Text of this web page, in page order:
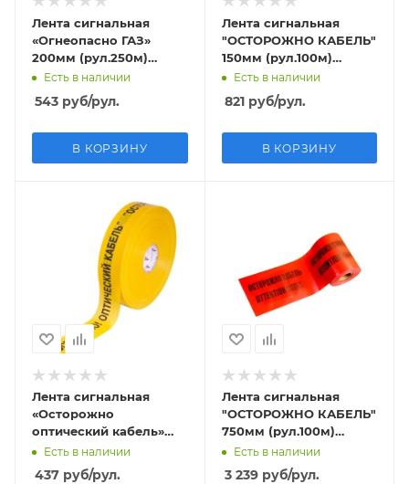
Лента сигнальная
«Огнеопасно ГАЗ»
200мм (рул.250м)
толщина 35 мкм
Есть в наличии
543 руб/рул.
В КОРЗИНУ
Лента сигнальная
"ОСТОРОЖНО КАБЕЛЬ"
150мм (рул.100м)
толщина 200 мкм
Есть в наличии
821руб/рул.
В КОРЗИНУ
Лента сигнальная
«Осторожно
оптический кабель»
40мм (рул.500м)
толщина 80 мкм
Есть в наличии
437 руб/рул.
Лента сигнальная
"ОСТОРОЖНО КАБЕЛЬ"
750мм (рул.100м)
толщина 150 мкм
Есть в наличии
3 239руб/рул.